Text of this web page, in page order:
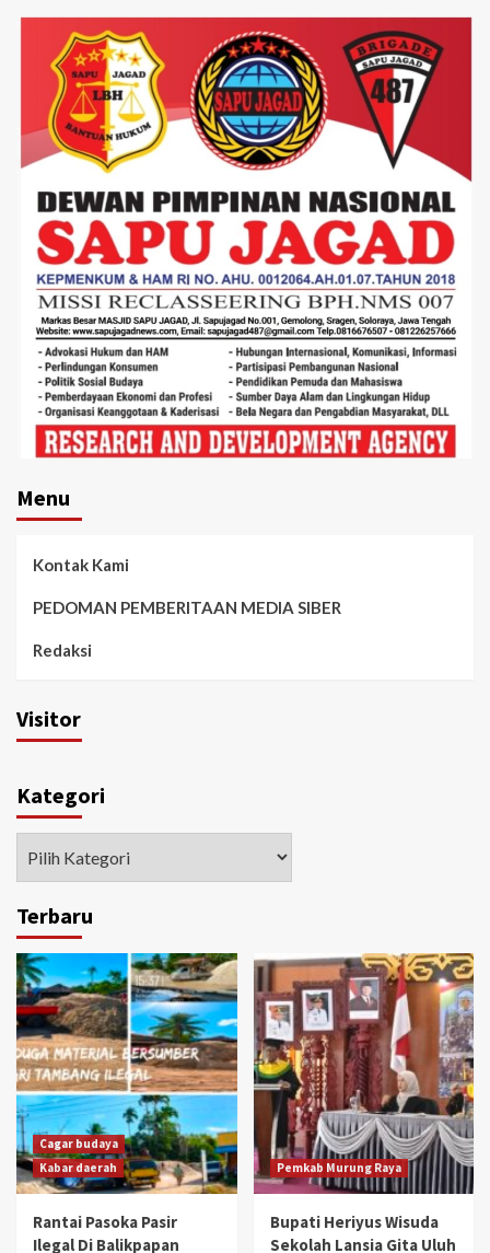
Menu
Kontak Kami
PEDOMAN PEMBERITAAN MEDIA SIBER
Redaksi
Visitor
Kategori
Terbaru
Cagar budaya
Kabar daerah
Rantai Pasoka Pasir
Ilegal Di Balikpapan
Pemkab Murung Raya
Bupati Heriyus Wisuda
Sekolah Lansia Gita Uluh